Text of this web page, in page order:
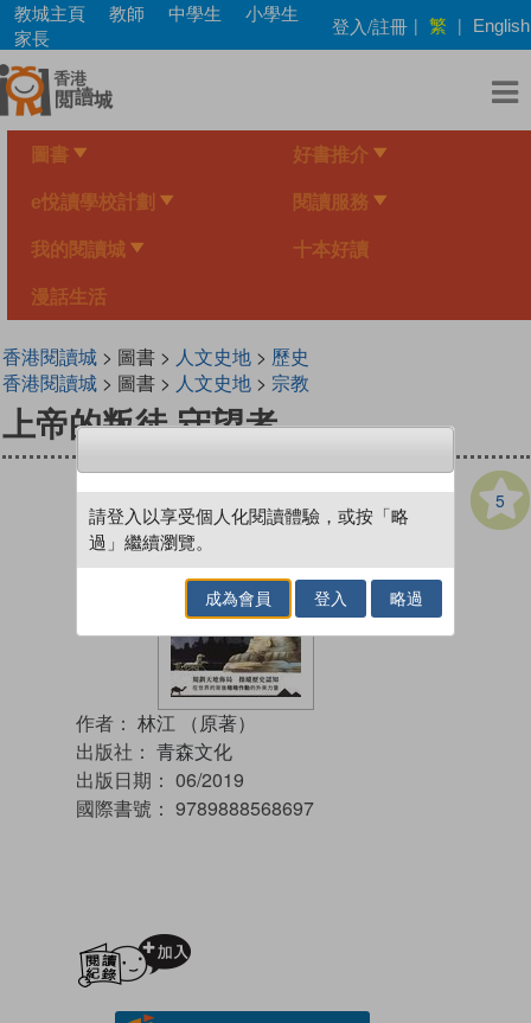
Skip
main
content
教城主頁 教師 中學生
小學生
家長
登入/註冊 | 繁 | English
圖書 好書推介
e悅讀學校計劃 閱讀服務
我的閱讀城 十本好讀
漫話生活
香港閱讀城> 圖書 > 人文史地> 歷史
香港閱讀城> 圖書 > 人文史地> 宗教
上帝的叛徒 守望者
5
作者： 林江 （原著）
出版社： 青森文化
出版日期： 06/2019
國際書號： 9789888568697
請登入以享受個人化閱讀體驗，或按「略
過」繼續瀏覽。
成為會員 登入 略過